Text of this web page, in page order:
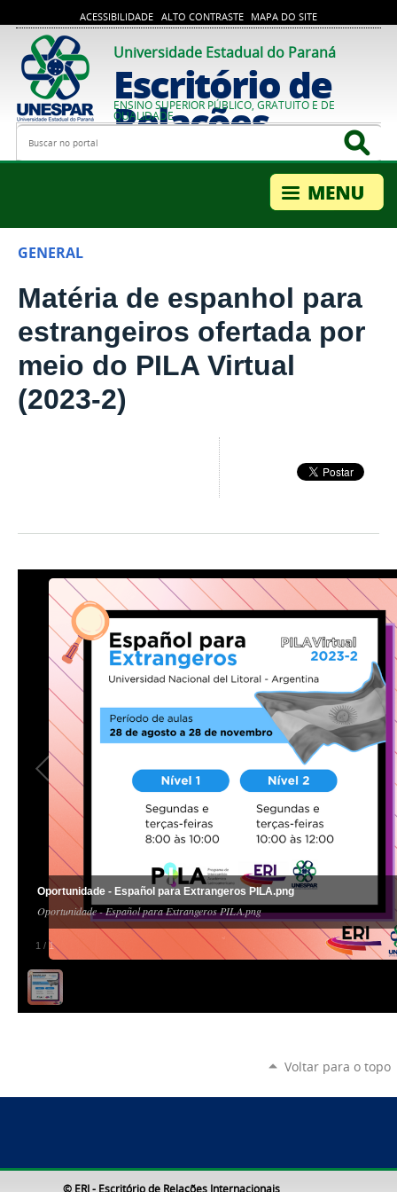
ACESSIBILIDADE ALTO CONTRASTE MAPA DO SITE
Universidade Estadual do Paraná
Escritório de
Relações
Internacionais
ENSINO SUPERIOR PÚBLICO, GRATUITO E DE
QUALIDADE
Busca
GENERAL
Matéria de espanhol para
estrangeiros ofertada por
meio do PILA Virtual
(2023-2)
1 / 1
Oportunidade - Español para Extrangeros PILA.png
Oportunidade - Español para Extrangeros PILA.png
Voltar para o topo
© ERI - Escritório de Relações Internacionais